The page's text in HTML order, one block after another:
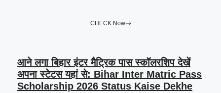
CHECK Now
आने लगा बिहार इंटर मैट्रिक पास स्कॉलरशिप देखें
अपना स्टेटस यहां से: Bihar Inter Matric Pass
Scholarship 2026 Status Kaise Dekhe